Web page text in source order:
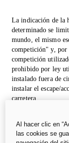
La indicación de la
determinado se
mundo, el mismo
competición" y, por
competición
prohibido por ley
instalado fuera de
instalar el escape/
carretera.
Las fotos de la
podrían sufrir
Al hacer clic en
las cookies se